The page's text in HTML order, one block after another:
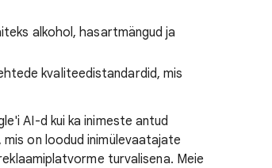
alkohol, hasartmängud ja
kvaliteedistandardid, mis
AI-d kui ka inimeste antud
on loodud inimülevaatajate
turvalisena. Meie